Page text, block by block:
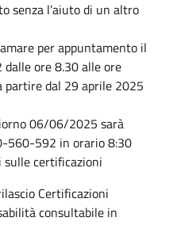
senza l’aiuto di un altro
per appuntamento il
ore 8.30 alle ore
partire dal 29 aprile 2025
06/06/2025 sarà
560-592 in orario 8:30
sulle certificazioni
Certificazioni
consultabile in